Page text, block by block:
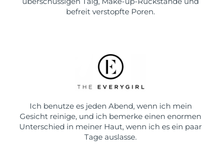
befreit verstopfte Poren.
Ich benutze es jeden Abend, wenn ich mein
Gesicht reinige, und ich bemerke einen enormen
Unterschied in meiner Haut, wenn ich es ein paar
Tage auslasse.